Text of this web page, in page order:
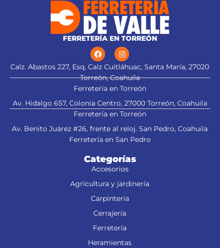
esmeriladora" title="Aplica a
FERRETERÍA EN TORREÓN
Calz. Abastos 227, Esq, Calz Cuitláhuac, Santa María, 27020
Torreón, Coahuila
Ferretería en Torreón
Av. Hidalgo 657, Colonia Centro, 27000 Torreón, Coahuila
Ferretería en Torreón
Av. Benito Juárez #26, frente al reloj. San Pedro, Coahuila
Ferretería en San Pedro
Categorías
Accesorios
Agricultura y jardinería
Carpintería
Cerrajería
Ferretería
Heramientas